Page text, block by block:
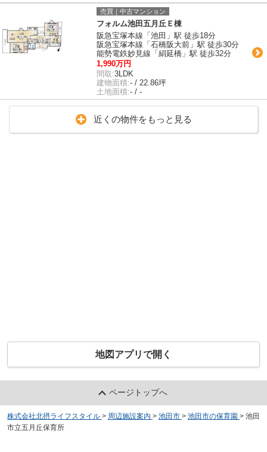
売買｜中古マンション
フォルム池田五月丘Ｅ棟
阪急宝塚本線「池田」駅 徒歩18分
阪急宝塚本線「石橋阪大前」駅 徒歩30分
能勢電鉄妙見線「絹延橋」駅 徒歩32分
1,990万円
間取:3LDK
建物面積:- / 22.86坪
土地面積:- / -
近くの物件をもっと見る
地図アプリで開く
ページトップへ
株式会社北摂ライフスタイル > 周辺施設案内 > 池田市 > 池田市の保育園 > 池田
市立五月丘保育所